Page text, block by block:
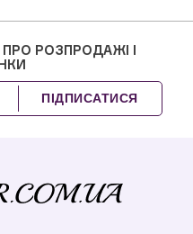
РОЗПРОДАЖІ І
ПІДПИСАТИСЯ